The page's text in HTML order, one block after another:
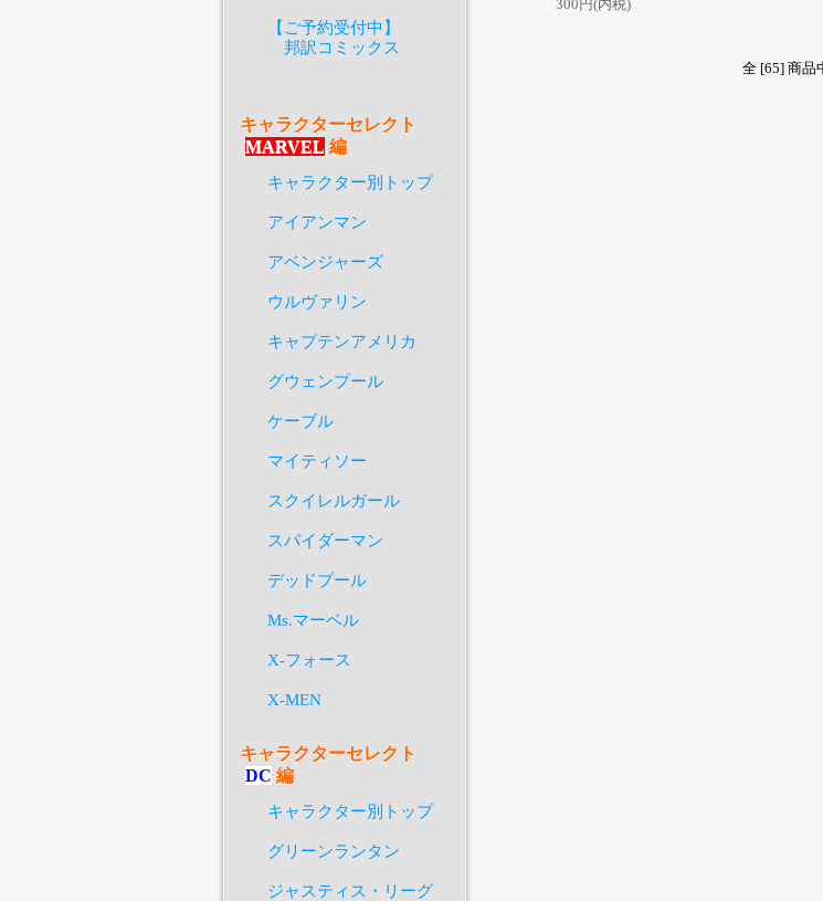
300円(内税)
全 [65] 商品
【ご予約受付中】
邦訳コミックス
キャラクターセレクト
MARVEL 編
キャラクター別トップ
アイアンマン
アベンジャーズ
ウルヴァリン
キャプテンアメリカ
グウェンプール
ケーブル
マイティソー
スクイレルガール
スパイダーマン
デッドプール
Ms.マーベル
X-フォース
X-MEN
キャラクターセレクト
DC 編
キャラクター別トップ
グリーンランタン
ジャスティス・リーグ